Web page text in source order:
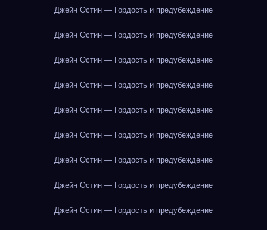
Джейн Остин — Гордость и предубеждение
Джейн Остин — Гордость и предубеждение
Джейн Остин — Гордость и предубеждение
Джейн Остин — Гордость и предубеждение
Джейн Остин — Гордость и предубеждение
Джейн Остин — Гордость и предубеждение
Джейн Остин — Гордость и предубеждение
Джейн Остин — Гордость и предубеждение
Джейн Остин — Гордость и предубеждение